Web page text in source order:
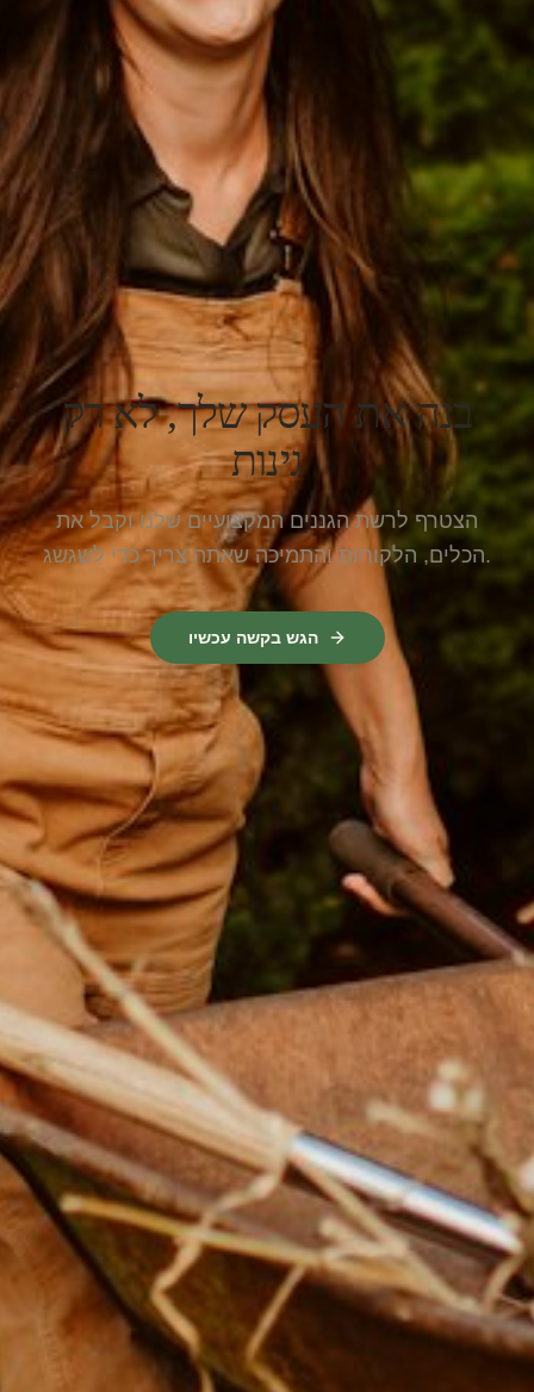
בנה את העסק שלך, לא רק
גינות
הצטרף לרשת הגננים המקצועיים שלנו וקבל את
הכלים, הלקוחות והתמיכה שאתה צריך כדי לשגשג.
הגש בקשה עכשיו